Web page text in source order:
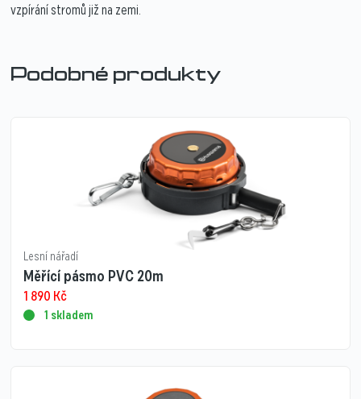
vzpírání stromů již na zemi.
Podobné produkty
Lesní nářadí
Měřící pásmo PVC 20m
1 890 Kč
1 skladem